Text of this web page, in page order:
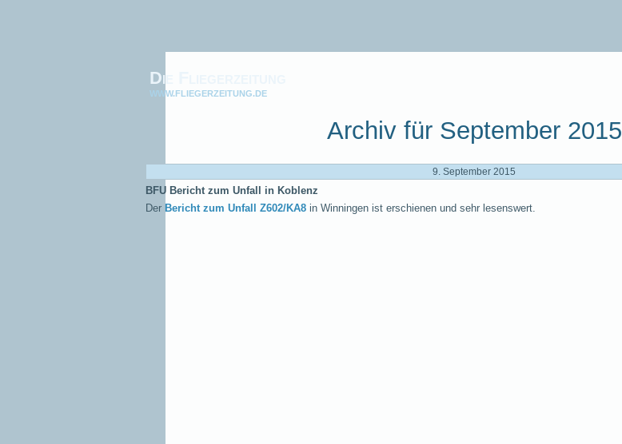
Die Fliegerzeitung
WWW.FLIEGERZEITUNG.DE
Archiv für September 2015
9. September 2015
BFU Bericht zum Unfall in Koblenz
Der Bericht zum Unfall Z602/KA8 in Winningen ist erschienen und sehr lesenswert.